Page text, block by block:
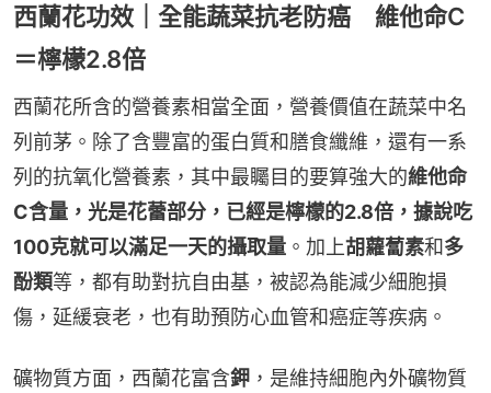
西蘭花功效｜全能蔬菜抗老防癌 維他命C
＝檸檬2.8倍
西蘭花所含的營養素相當全面，營養價值在蔬菜中名
列前茅。除了含豐富的蛋白質和膳食纖維，還有一系
列的抗氧化營養素，其中最矚目的要算強大的維他命
C含量，光是花蕾部分，已經是檸檬的2.8倍，據說吃
100克就可以滿足一天的攝取量 。加上胡蘿蔔素和多
酚類等，都有助對抗自由基，被認為能減少細胞損
傷，延緩衰老，也有助預防心血管和癌症等疾病。
礦物質方面，西蘭花富含鉀 ，是維持細胞內外礦物質